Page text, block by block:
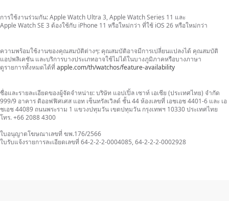
การใช้งานร่วมกัน:Apple Watch Ultra 3, Apple Watch Series 11 และ
Apple Watch SE 3 ต้องใช้กับ iPhone 11 หรือใหม่กว่า ที่ใช้ iOS 26หรือใหม่กว่า
ความพร้อมใช้งานของคุณสมบัติต่างๆ:คุณสมบัติอาจมีการเปลี่ยนแปลงได้ คุณสมบัติ
แอปพลิเคชัน และบริการบางประเภทอาจใช้ไม่ได้ในบางภูมิภาคหรือบางภาษา
ดูรายการทั้งหมดได้ที่ apple.com/th/watchos/feature‑availability
ชื่อและรายละเอียดของผู้จัดจำหน่าย: บริษัท แอปเปิ้ล เซาท์เอเชีย (ประเทศไทย) จำกัด
999/9 อาคาร ดิออฟฟิศเศส แอท เซ็นทรัลเวิลด์ ชั้น 44ห้องเลขที่ เอชเอช 4401‑6 และ เอ
ชเอช 44089 ถนนพระราม 1 แขวงปทุมวัน เขตปทุมวัน กรุงเทพฯ 10330 ประเทศไทย
โทร. +66 2088 4300
ใบอนุญาตโฆษณาเลขที่ ฆพ.176/2566
ใบรับแจ้งรายการละเอียดเลขที่ 64-2-2-2-0004085, 64-2-2-2-0002928